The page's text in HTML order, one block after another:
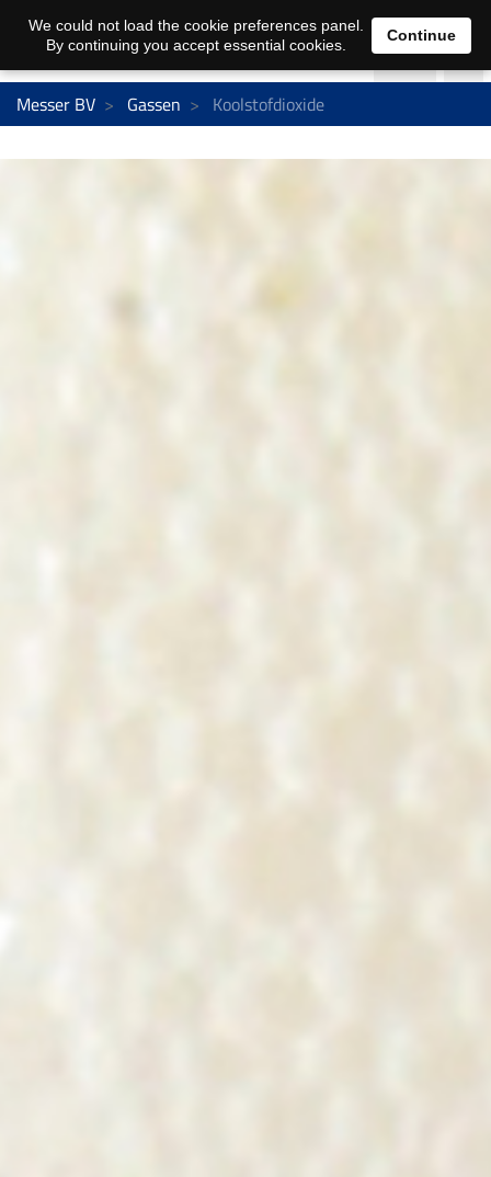
Messer BV Gassen Koolstofdioxide
We could not load the cookie preferences panel.
By continuing you accept essential cookies.
Continue